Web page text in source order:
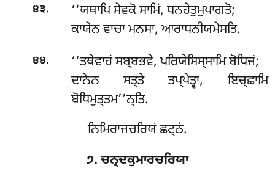
੪੩.
‘‘ਯਥਾਪਿ ਸੇਵਕੋ ਸਾਮਿਂ, ਧਨਹੇਤੁਮੁਪਾਗਤੋ;
ਕਾਯੇਨ ਵਾਚਾ ਮਨਸਾ, ਆਰਾਧਨੀਯਮੇਸਤਿ.
੪੪.
‘‘ਤਥੇਵਾਹਂ ਸਬ੍ਬਭਵੇ, ਪਰਿਯੇਸਿਸ੍ਸਾਮਿ ਬੋਧਿਜਂ;
ਦਾਨੇਨ ਸਤ੍ਤੇ ਤਪ੍ਪੇਤ੍ਵਾ, ਇਚ੍ਛਾਮਿ
ਬੋਧਿਮੁਤ੍ਤਮ’’ਨ੍ਤਿ.
ਨਿਮਿਰਾਜਚਰਿਯਂ ਛਟ੍ਠਂ.
੭. ਚਨ੍ਦਕੁਮਾਰਚਰਿਯਾ